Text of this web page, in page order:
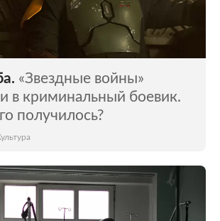
Путешествия
Среда обитания
«Звездные войны»
в криминальный боевик.
получилось?